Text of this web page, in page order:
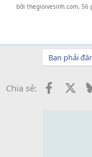
bởithegioivesinh.com, 56
Bạn phải
Chia sẻ: Facebook